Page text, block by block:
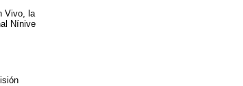
Vivo, la
Nínive